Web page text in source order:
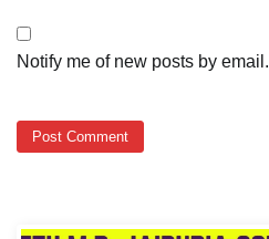
Notify me of new posts by email.